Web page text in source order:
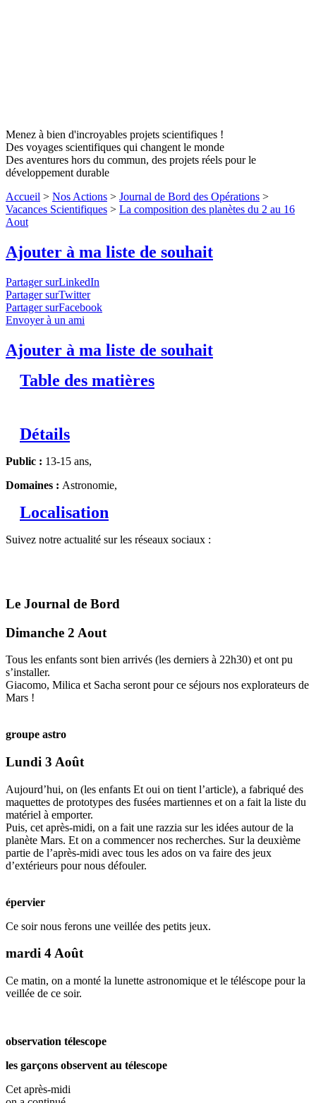
Menez à bien d'incroyables projets scientifiques !
Des voyages scientifiques qui changent le monde
Des aventures hors du commun, des projets réels pour le
développement durable
Accueil > Nos Actions > Journal de Bord des Opérations >
Vacances Scientifiques > La composition des planètes du 2 au 16
Aout
Ajouter à ma liste de souhait
Partager surLinkedIn
Partager surTwitter
Partager surFacebook
Envoyer à un ami
Ajouter à ma liste de souhait
Table des matières
Détails
Public : 13-15 ans,
Domaines : Astronomie,
Localisation
Suivez notre actualité sur les réseaux sociaux :
Le Journal de Bord
Dimanche 2 Aout
Tous les enfants sont bien arrivés (les derniers à 22h30) et ont pu
s’installer.
Giacomo, Milica et Sacha seront pour ce séjours nos explorateurs de
Mars !
groupe astro
Lundi 3 Août
Aujourd’hui, on (les enfants Et oui on tient l’article), a fabriqué des
maquettes de prototypes des fusées martiennes et on a fait la liste du
matériel à emporter.
Puis, cet après-midi, on a fait une razzia sur les idées autour de la
planète Mars. Et on a commencer nos recherches. Sur la deuxième
partie de l’après-midi avec tous les ados on va faire des jeux
d’extérieurs pour nous défouler.
épervier
Ce soir nous ferons une veillée des petits jeux.
mardi 4 Août
Ce matin, on a monté la lunette astronomique et le téléscope pour la
veillée de ce soir.
observation télescope
les garçons observent au télescope
Cet après-midi